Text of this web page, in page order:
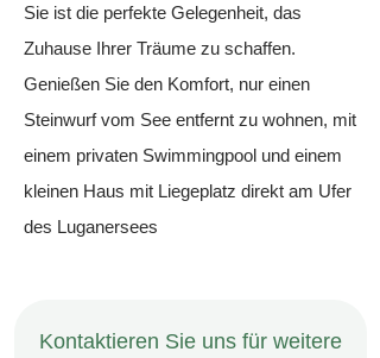
Sie ist die perfekte Gelegenheit, das
Zuhause Ihrer Träume zu schaffen.
Genießen Sie den Komfort, nur einen
Steinwurf vom See entfernt zu wohnen, mit
einem privaten Swimmingpool und einem
kleinen Haus mit Liegeplatz direkt am Ufer
des Luganersees
Kontaktieren Sie uns für weitere